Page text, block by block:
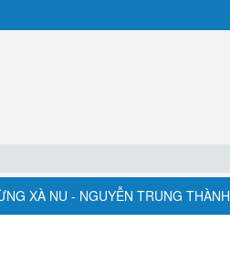
XÀ NU - NGUYỄN TRUNG THÀNH